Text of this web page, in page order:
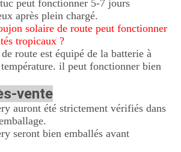
peut fonctionner 5-7 jours
après plein chargé.
solaire de route peut fonctionner
tropicaux ?
route est équipé de la batterie à
il peut fonctionner bien
vente
auront été strictement vérifiés dans
seront bien emballés avant